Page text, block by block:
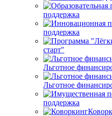
поддержка
поддержка
старт"
Льготное
Льготное
поддержка